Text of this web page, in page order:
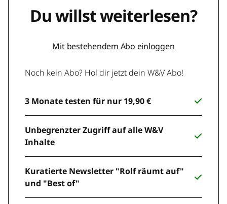
Du willst weiterlesen?
Mit bestehendem Abo einloggen
Noch kein Abo? Hol dir jetzt dein W&V Abo!
3 Monate testen für nur 19,90 €
Unbegrenzter Zugriff auf alle W&V
Inhalte
Kuratierte Newsletter "Rolf räumt auf"
und "Best of"